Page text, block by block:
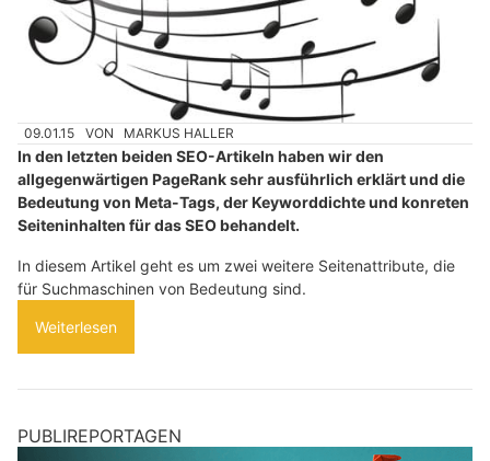
09.01.15 VON MARKUS HALLER
In den letzten beiden SEO-Artikeln haben wir den
allgegenwärtigen PageRank sehr ausführlich erklärt und die
Bedeutung von Meta-Tags, der Keyworddichte und konreten
Seiteninhalten für das SEO behandelt.
In diesem Artikel geht es um zwei weitere Seitenattribute, die
für Suchmaschinen von Bedeutung sind.
Weiterlesen
PUBLIREPORTAGEN